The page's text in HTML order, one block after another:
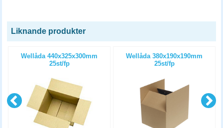
Liknande produkter
Wellåda 440x325x300mm
25st/fp
Wellåda 380x190x190mm
25st/fp